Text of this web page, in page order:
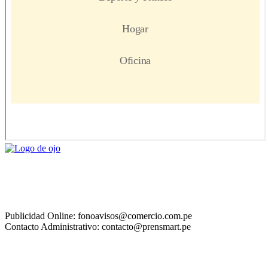
Publicidad Online: fonoavisos@comercio.com.pe
Contacto Administrativo: contacto@prensmart.pe